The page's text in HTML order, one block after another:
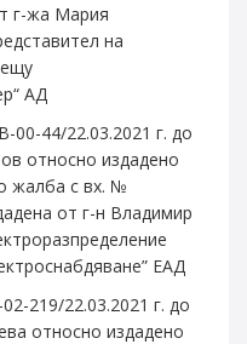
г-жа Мария
на
АД
44/22.03.2021 г. до
относно издадено
жалба с вх. №
от г-н Владимир
ЕАД
219/22.03.2021 г. до
относно издадено